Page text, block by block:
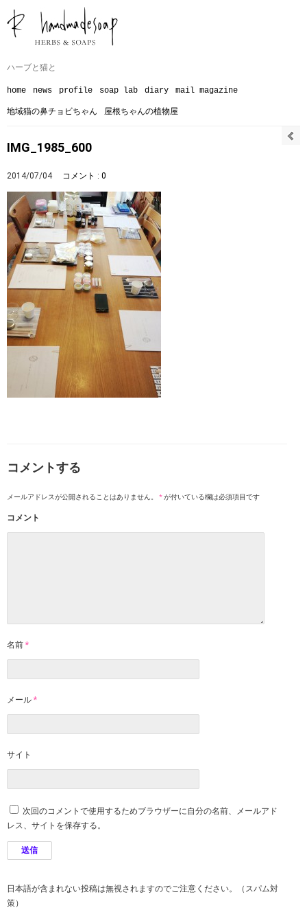
ハーブと猫と
home news profile soap lab diary mail magazine
地域猫の鼻チョビちゃん 屋根ちゃんの植物屋
IMG_1985_600
2014/07/04 コメント : 0
コメントする
メールアドレスが公開されることはありません。 *が付いている欄は必須項目です
コメント
名前 *
メール *
サイト
次回のコメントで使用するためブラウザーに自分の名前、メールアド
レス、サイトを保存する。
日本語が含まれない投稿は無視されますのでご注意ください。（スパム対
策）